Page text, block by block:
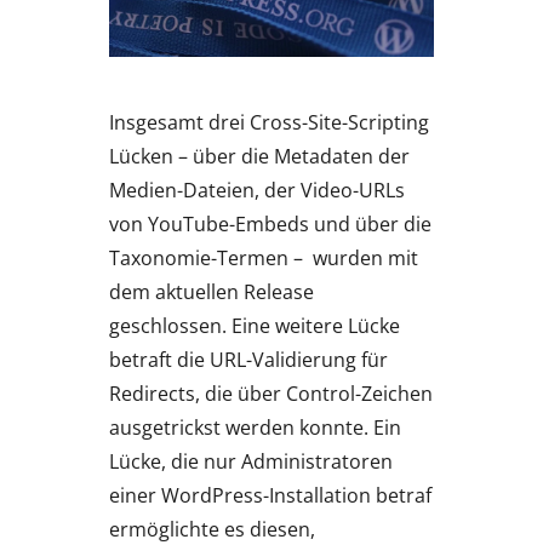
Insgesamt drei Cross-Site-Scripting
Lücken – über die Metadaten der
Medien-Dateien, der Video-URLs
von YouTube-Embeds und über die
Taxonomie-Termen – wurden mit
dem aktuellen Release
geschlossen. Eine weitere Lücke
betraft die URL-Validierung für
Redirects, die über Control-Zeichen
ausgetrickst werden konnte. Ein
Lücke, die nur Administratoren
einer WordPress-Installation betraf
ermöglichte es diesen,